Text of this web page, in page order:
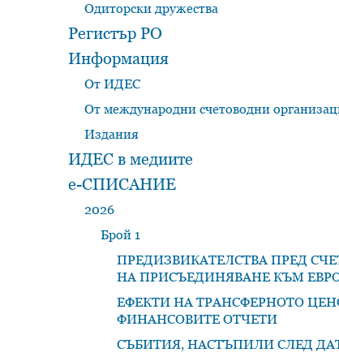
Одиторски дружества
Регистър РО
Информация
От ИДЕС
От международни счетоводни
Издания
ИДЕС в медиите
е-СПИСАНИЕ
2026
Брой 1
ПРЕДИЗВИКАТЕЛСТВА ПРЕД
НА ПРИСЪЕДИНЯВАНЕ КЪМ
ЕФЕКТИ НА ТРАНСФЕРНОТО
ФИНАНСОВИТЕ ОТЧЕТИ
СЪБИТИЯ, НАСТЪПИЛИ СЛЕД